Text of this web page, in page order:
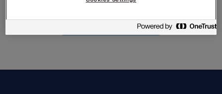
Back to press releases